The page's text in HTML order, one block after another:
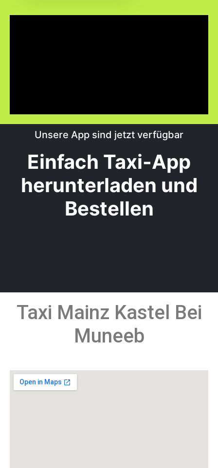
Unsere App sind jetzt verfügbar
Einfach Taxi-App
herunterladen und
Bestellen
Taxi Mainz Kastel Bei
Muneeb